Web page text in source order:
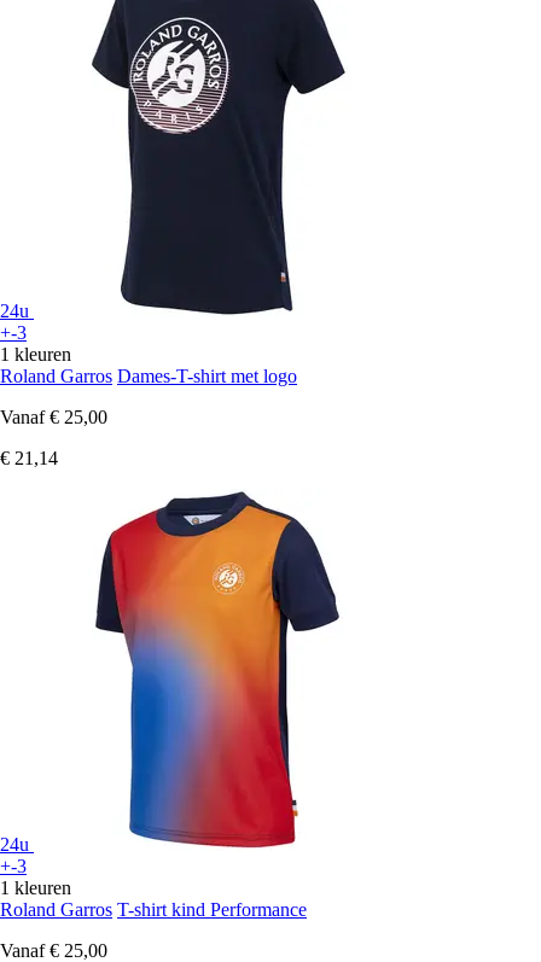
24u
+-3
1 kleuren
Roland Garros Dames-T-shirt met logo
Vanaf € 25,00
€ 21,14
24u
+-3
1 kleuren
Roland Garros T-shirt kind Performance
Vanaf € 25,00